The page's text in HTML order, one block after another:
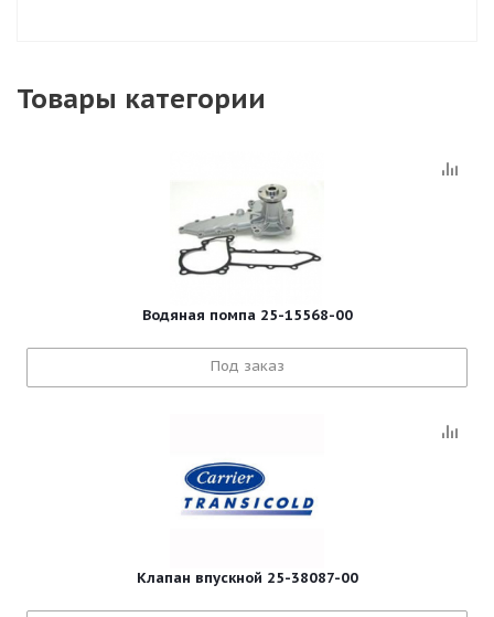
Товары категории
Водяная помпа 25-15568-00
Под заказ
Клапан впускной 25-38087-00